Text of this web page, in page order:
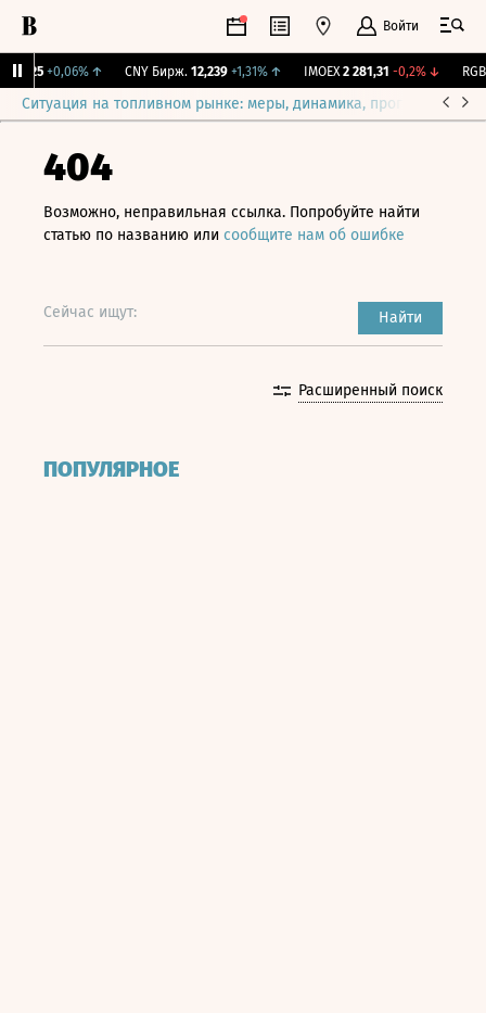
Войти
+0,06%↑ CNY Бирж. 12,239 +1,31%↑ IMOEX 2 281,31 -0,2%↓
Ситуация на топливном рынке: меры, динамика, прогнозы
404
Возможно, неправильная ссылка. Попробуйте найти
статью по названию или сообщите нам об ошибке
Сейчас ищут: Найти
Расширенный поиск
ПОПУЛЯРНОЕ